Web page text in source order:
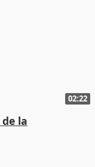
02:22
la